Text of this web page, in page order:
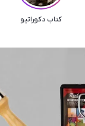
کتاب دکوراتیو